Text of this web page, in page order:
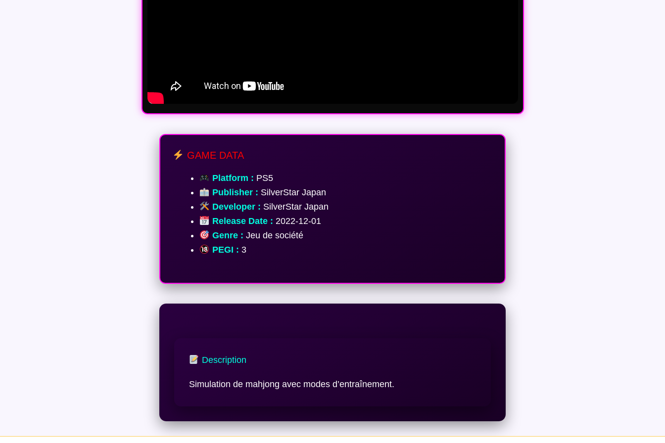
GAME DATA
Platform : PS5
Publisher : SilverStar Japan
Developer : SilverStar Japan
Release Date : 2022-12-01
Genre : Jeu de société
PEGI : 3
Description
Simulation de mahjong avec modes d’entraînement.